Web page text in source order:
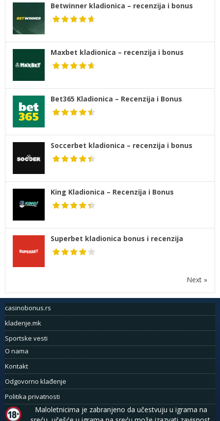
Betwinner kladionica – recenzija i bonus
Maxbet kladionica – recenzija i bonus
Bet365 Kladionica – Recenzija i Bonus
Soccerbet kladionica – recenzija i bonus
King Kladionica – Recenzija i Bonus
Superbet kladionica bonus i recenzija
Next »
casinobonus.rs
kladenje.mk
Sportske vesti
O nama
Kontakt
Odgovorno klađenje
Politika privatnosti
Maloletnicima je zabranjeno da učestvuju u igrama na